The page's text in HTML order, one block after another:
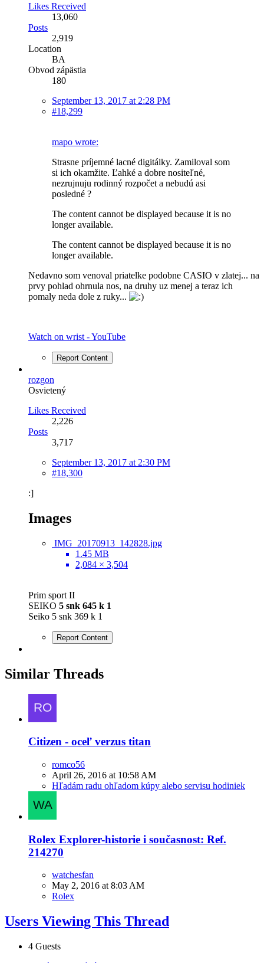
Likes Received
13,060
Posts
2,919
Location
BA
Obvod zápästia
180
September 13, 2017 at 2:28 PM
#18,299
mapo wrote:
Strasne príjemné lacné digitálky. Zamiloval som
si ich okamžite. Ľahké a dobre nositeľné,
nezrujnuju rodinný rozpočet a nebudú asi
posledné ?
The content cannot be displayed because it is no
longer available.
The content cannot be displayed because it is no
longer available.
Nedavno som venoval priatelke podobne CASIO v zlatej... na
prvy pohlad ohrnula nos, na druhy uz menej a teraz ich
pomaly neda dole z ruky...
Watch on wrist - YouTube
Report Content
rozgon
Osvietený
Likes Received
2,226
Posts
3,717
September 13, 2017 at 2:30 PM
#18,300
:]
Images
IMG_20170913_142828.jpg
1.45 MB
2,084 × 3,504
Prim sport II
SEIKO 5 snk 645 k 1
Seiko 5 snk 369 k 1
Report Content
Similar Threads
Citizen - oceľ verzus titan
romco56
April 26, 2016 at 10:58 AM
Hľadám radu ohľadom kúpy alebo servisu hodiniek
Rolex Explorer-historie i současnost: Ref.
214270
watchesfan
May 2, 2016 at 8:03 AM
Rolex
Users Viewing This Thread
4 Guests